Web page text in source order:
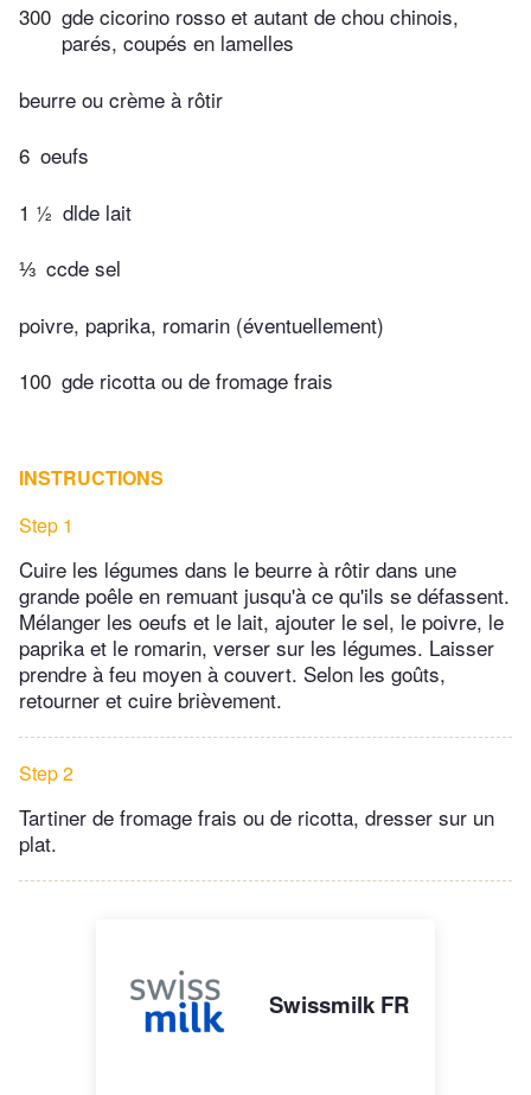
300 gde cicorino rosso et autant de chou chinois,
parés, coupés en lamelles
beurre ou crème à rôtir
6 oeufs
1 ½ dlde lait
⅓ ccde sel
poivre, paprika, romarin (éventuellement)
100 gde ricotta ou de fromage frais
INSTRUCTIONS
Step 1
Cuire les légumes dans le beurre à rôtir dans une
grande poêle en remuant jusqu'à ce qu'ils se défassent.
Mélanger les oeufs et le lait, ajouter le sel, le poivre, le
paprika et le romarin, verser sur les légumes. Laisser
prendre à feu moyen à couvert. Selon les goûts,
retourner et cuire brièvement.
Step 2
Tartiner de fromage frais ou de ricotta, dresser sur un
plat.
Swissmilk FR